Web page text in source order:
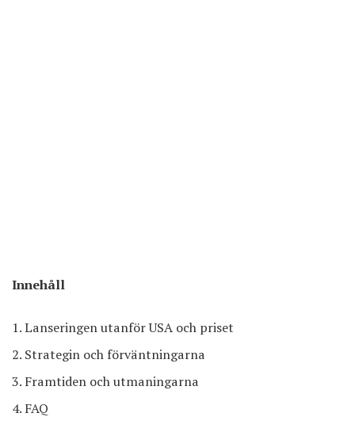
Innehåll
Lanseringen utanför USA och priset
Strategin och förväntningarna
Framtiden och utmaningarna
FAQ